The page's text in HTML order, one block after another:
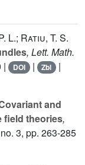
L.; Ratiu, T. S.
, Lett. Math.
| DOI | Zbl |
and
field theories,
3, pp. 263-285